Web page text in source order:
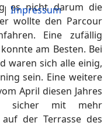
es nicht darum die
wollte den Parcour
Eine zufällig
am Besten. Bei
waren sich alle einig,
sein. Eine weitere
April diesen Jahres
sicher mit mehr
auf der Terrasse des
| Impressum